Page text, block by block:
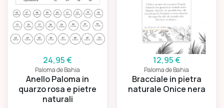
24,95 €
Paloma de Bahia
Anello Paloma in
quarzo rosa e pietre
naturali
12,95 €
Paloma de Bahia
Bracciale in pietra
naturale Onice nera